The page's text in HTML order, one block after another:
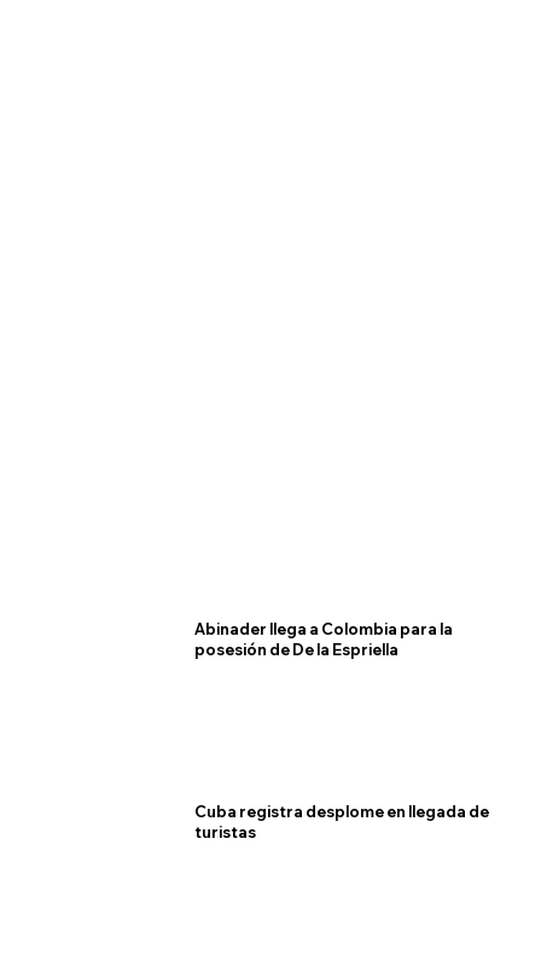
Abinader llega a Colombia para la
posesión de De la Espriella
Cuba registra desplome en llegada de
turistas